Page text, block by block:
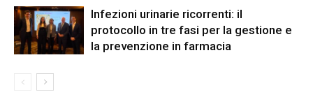
Infezioni urinarie ricorrenti: il
protocollo in tre fasi per la gestione e
la prevenzione in farmacia